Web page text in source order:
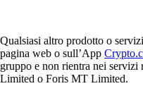
Qualsiasi altro prodotto o
pagina web o sull’App
gruppo e non rientra nei
Limited o Foris MT Limited.